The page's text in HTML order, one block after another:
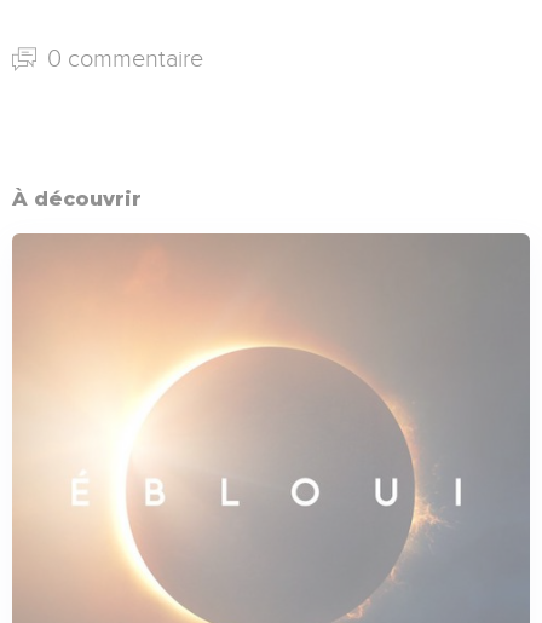
0 commentaire
À découvrir